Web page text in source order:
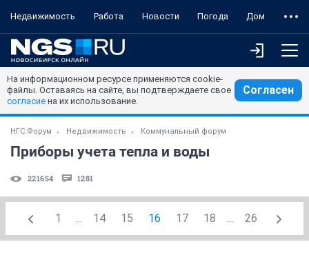
Недвижимость Работа Новости Погода Дом
На информационном ресурсе применяются cookie-
файлы. Оставаясь на сайте, вы подтверждаете свое
согласие на их использование.
Согласен
НГС.Форум Недвижимость Коммунальный форум
Приборы учета тепла и воды
221654 1281
1 ... 14 15 16 17 18 ... 26